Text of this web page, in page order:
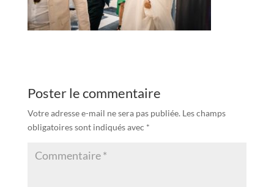
Poster le commentaire
Votre adresse e-mail ne sera pas publiée. Les champs
obligatoires sont indiqués avec *